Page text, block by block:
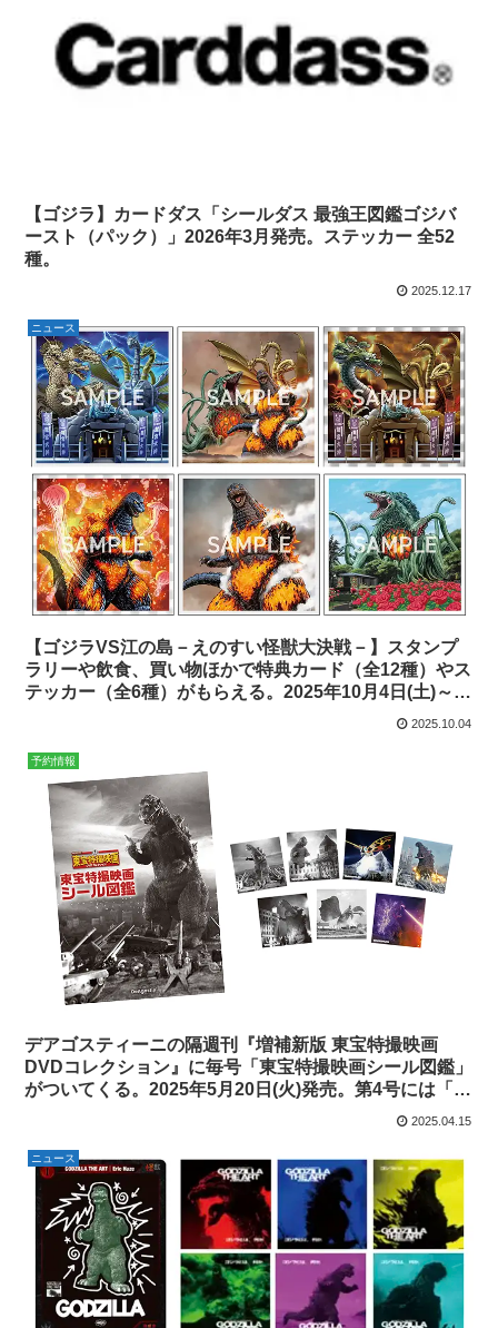
【ゴジラ】カードダス「シールダス 最強王図鑑ゴジバ
ースト（パック）」2026年3月発売。ステッカー 全52
種。
2025.12.17
ニュース
【ゴジラVS江の島－えのすい怪獣大決戦－】スタンプ
ラリーや飲食、買い物ほかで特典カード（全12種）やス
テッカー（全6種）がもらえる。2025年10月4日(土)～
2025.10.04
予約情報
デアゴスティーニの隔週刊『増補新版 東宝特撮映画
DVDコレクション』に毎号「東宝特撮映画シール図鑑」
がついてくる。2025年5月20日(火)発売。第4号には「台
2025.04.15
ニュース